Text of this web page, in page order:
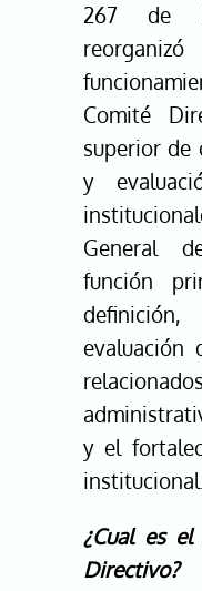
267 de
Comité
superior de
y
General
función
evaluación
y el
¿Cual es
Directivo?